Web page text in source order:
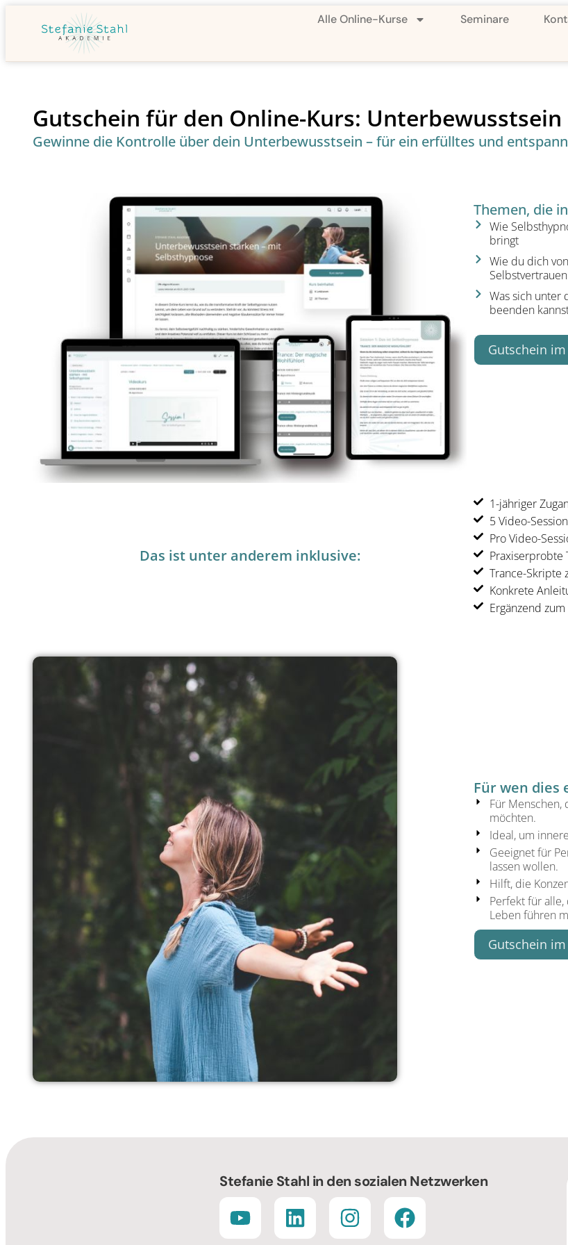
Alle Online-Kurse Seminare
Gutschein für den Online-Kurs:
Gewinne die Kontrolle über dein Unterbewusstsein – für ein erfülltes und
Themen, die
Wie
bringt
Wie du dich
Was sich unter
beenden
Gutschein
Das ist unter anderem inklusive:
1-jähriger
5 Video-
Pro Video-
Praxiserprobte
Trance-Skripte
Konkrete
Ergänzend
Für wen dies
Für Menschen,
möchten.
Ideal, um
Geeignet für
lassen wollen.
Hilft, die
Perfekt für
Leben führen
Gutschein
Stefanie Stahl in den sozialen Netzwerken